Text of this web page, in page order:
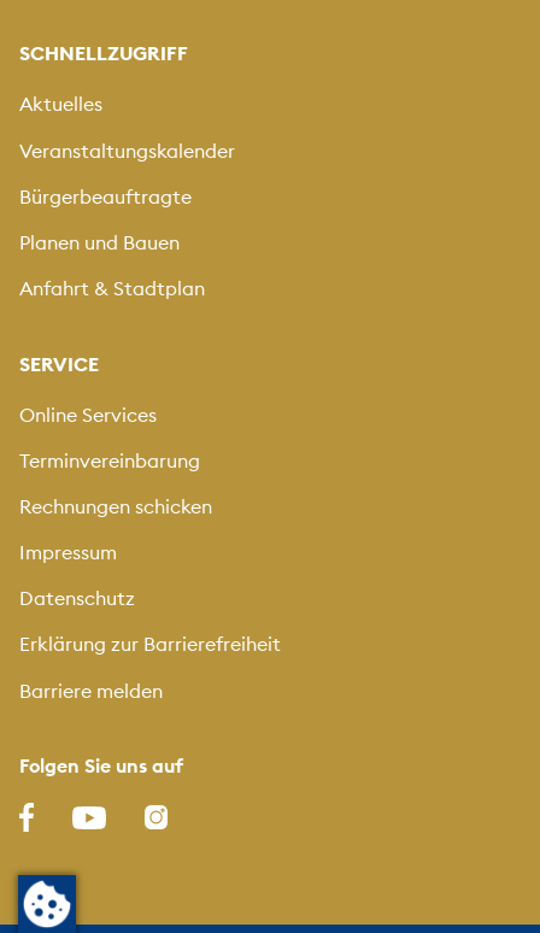
SCHNELLZUGRIFF
Aktuelles
Veranstaltungskalender
Bürgerbeauftragte
Planen und Bauen
Anfahrt & Stadtplan
SERVICE
Online Services
Terminvereinbarung
Rechnungen schicken
Impressum
Datenschutz
Erklärung zur Barrierefreiheit
Barriere melden
Folgen Sie uns auf